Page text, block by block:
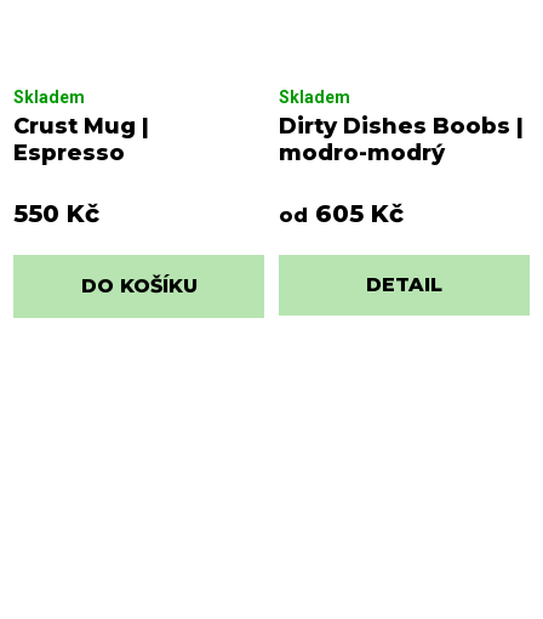
Crust Mug |
Espresso
Skladem
550 Kč
DO KOŠÍKU
Dirty Dishes Boobs |
modro-modrý
Skladem
od 605 Kč
DETAIL